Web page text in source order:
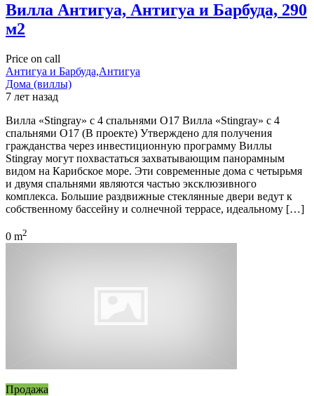
Вилла Антигуа, Антигуа и Барбуда, 290
м2
Price on call
Антигуа и Барбуда,Антигуа
Дома (виллы)
7 лет назад
Вилла «Stingray» с 4 спальнями O17 Вилла «Stingray» с 4
спальнями O17 (В проекте) Утверждено для получения
гражданства через инвестиционную программу Виллы
Stingray могут похвастаться захватывающим панорамным
видом на Карибское море. Эти современные дома с четырьмя
и двумя спальнями являются частью эксклюзивного
комплекса. Большие раздвижные стеклянные двери ведут к
собственному бассейну и солнечной террасе, идеальному […]
0 m2
Продажа